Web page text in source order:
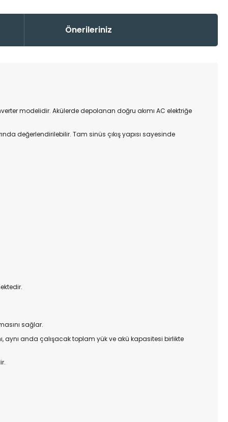
Önerileriniz
modelidir. Akülerde depolanan doğru akımı AC elektriğe
değerlendirilebilir. Tam sinüs çıkış yapısı sayesinde
sağlar.
aynı anda çalışacak toplam yük ve akü kapasitesi birlikte